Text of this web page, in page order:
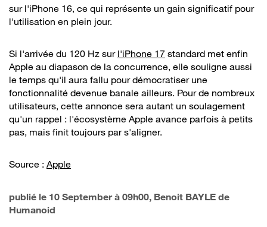
sur l'iPhone 16, ce qui représente un gain significatif pour
l'utilisation en plein jour.
Si l'arrivée du 120 Hz sur l'iPhone 17 standard met enfin
Apple au diapason de la concurrence, elle souligne aussi
le temps qu'il aura fallu pour démocratiser une
fonctionnalité devenue banale ailleurs. Pour de nombreux
utilisateurs, cette annonce sera autant un soulagement
qu'un rappel : l'écosystème Apple avance parfois à petits
pas, mais finit toujours par s'aligner.
Source : Apple
publié le 10 September à 09h00, Benoit BAYLE de
Humanoid